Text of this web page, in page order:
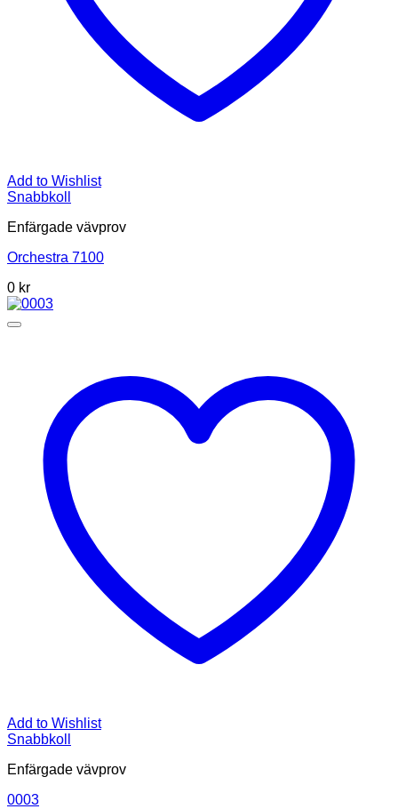
Add to Wishlist
Snabbkoll
Enfärgade vävprov
Orchestra 7100
0 kr
Add to Wishlist
Snabbkoll
Enfärgade vävprov
0003